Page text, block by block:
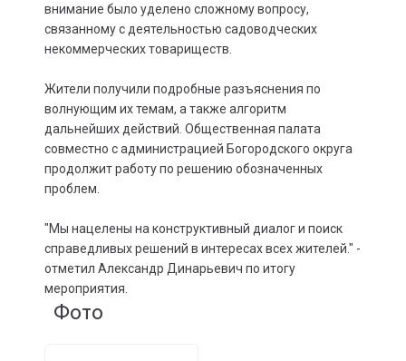
внимание было уделено сложному вопросу,
связанному с деятельностью садоводческих
некоммерческих товариществ.
Жители получили подробные разъяснения по
волнующим их темам, а также алгоритм
дальнейших действий. Общественная палата
совместно с администрацией Богородского округа
продолжит работу по решению обозначенных
проблем.
"Мы нацелены на конструктивный диалог и поиск
справедливых решений в интересах всех жителей." -
отметил Александр Динарьевич по итогу
мероприятия.
Фото